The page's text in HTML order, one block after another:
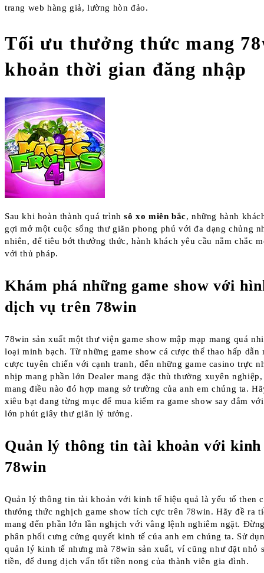
trang web hàng giả, lường hòn đảo.
Tối ưu thưởng thức mang
khoản thời gian đăng nhập
Sau khi hoàn thành quá trìnhsô xo miên bắc, những hành
gợi mở một cuộc sống thư giãn phong phú với đa dạng chủng
nhiên, để tiêu bớt thưởng thức, hành khách yêu cầu nắm chắc
với thủ pháp.
Khám phá những game show với
dịch vụ trên 78win
78win sản xuất một thư viện game show mập mạp mang quá
loại minh bạch. Từ những game show cá cược thể thao hấp dẫn
cược tuyên chiến với cạnh tranh, đến những game casino trực
nhịp mang phần lớn Dealer mang đặc thù thường xuyên
mang điều nào đó hợp mang sở trường của anh em chúng ta.
xiêu bạt đang từng mục để mua kiếm ra game show say đắm
lớn phút giây thư giãn lý tưởng.
Quản lý thông tin tài khoản với
78win
Quản lý thông tin tài khoản với kinh tế hiệu quả là yếu tố then
thưởng thức nghịch game show tích cực trên 78win. Hãy đề ra
mang đến phần lớn lần nghịch với vâng lệnh nghiêm ngặt.
phân phối cưng cửng quyết kinh tế của anh em chúng ta. Sử
quản lý kinh tế nhưng mà 78win sản xuất, ví cũng như đặt nhỏ
tiền, để dung dịch vấn tốt tiền nong của thành viên gia đình.